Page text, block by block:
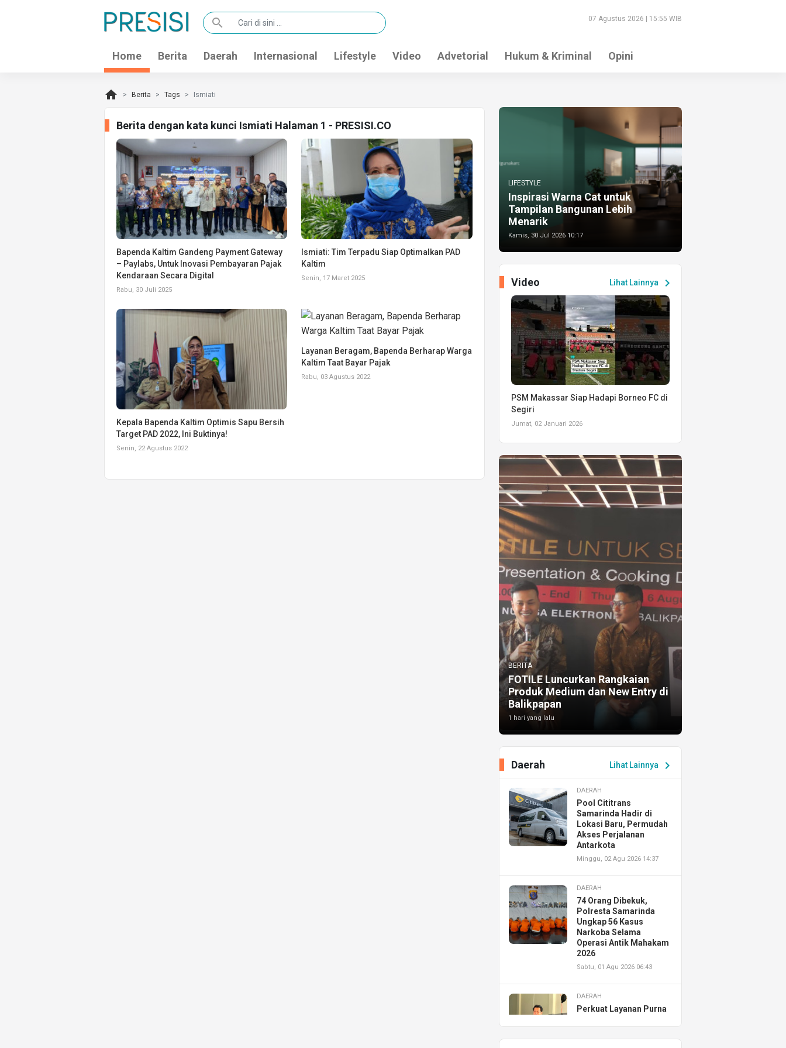
search 07 Agustus 2026 | 15:55 WIB
Home Berita Daerah Internasional Lifestyle Video Advetorial Hukum & Kriminal Opini
home Berita Tags Ismiati
Berita dengan kata kunci Ismiati Halaman 1 - PRESISI.CO
Bapenda Kaltim Gandeng Payment Gateway
– Paylabs, Untuk Inovasi Pembayaran Pajak
Kendaraan Secara Digital
Rabu, 30 Juli 2025
Ismiati: Tim Terpadu Siap Optimalkan PAD
Kaltim
Senin, 17 Maret 2025
Kepala Bapenda Kaltim Optimis Sapu Bersih
Target PAD 2022, Ini Buktinya!
Senin, 22 Agustus 2022
Layanan Beragam, Bapenda Berharap Warga
Kaltim Taat Bayar Pajak
Rabu, 03 Agustus 2022
LIFESTYLE
Inspirasi Warna Cat untuk
Tampilan Bangunan Lebih
Menarik
Kamis, 30 Jul 2026 10:17
Lihat Lainnya chevron_right
Video
PSM Makassar Siap Hadapi Borneo FC di
Segiri
Jumat, 02 Januari 2026
BERITA
FOTILE Luncurkan Rangkaian
Produk Medium dan New Entry di
Balikpapan
1 hari yang lalu
Lihat Lainnya chevron_right
Daerah
DAERAH
Pool Cititrans
Samarinda Hadir di
Lokasi Baru, Permudah
Akses Perjalanan
Antarkota
Minggu, 02 Agu 2026 14:37
DAERAH
74 Orang Dibekuk,
Polresta Samarinda
Ungkap 56 Kasus
Narkoba Selama
Operasi Antik Mahakam
2026
Sabtu, 01 Agu 2026 06:43
DAERAH
Perkuat Layanan Purna
Resmikan AHASS